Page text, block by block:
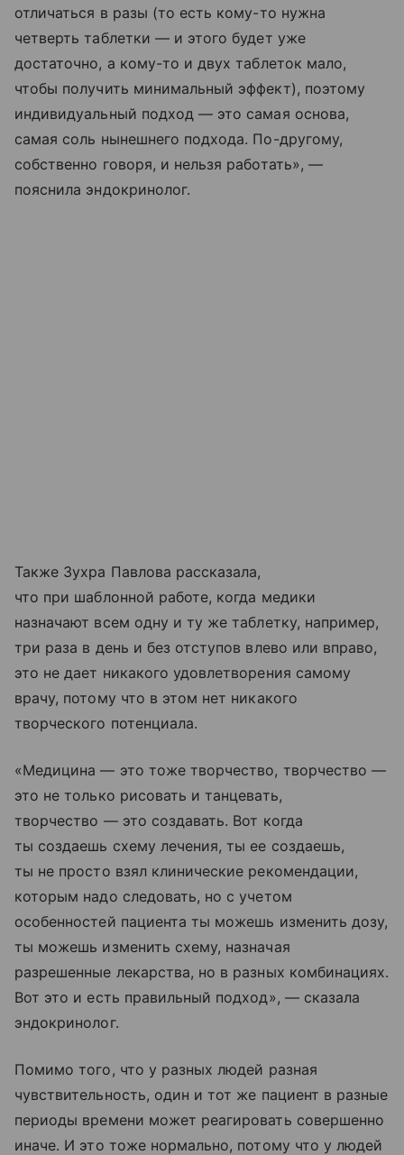
отличаться в разы (то есть кому-то нужна
четверть таблетки — и этого будет уже
достаточно, а кому-то и двух таблеток мало,
чтобы получить минимальный эффект), поэтому
индивидуальный подход — это самая основа,
самая соль нынешнего подхода. По-другому,
собственно говоря, и нельзя работать», —
пояснила эндокринолог.
Также Зухра Павлова рассказала,
что при шаблонной работе, когда медики
назначают всем одну и ту же таблетку, например,
три раза в день и без отступов влево или вправо,
это не дает никакого удовлетворения самому
врачу, потому что в этом нет никакого
творческого потенциала.
«Медицина — это тоже творчество, творчество —
это не только рисовать и танцевать,
творчество — это создавать. Вот когда
ты создаешь схему лечения, ты ее создаешь,
ты не просто взял клинические рекомендации,
которым надо следовать, но с учетом
особенностей пациента ты можешь изменить дозу,
ты можешь изменить схему, назначая
разрешенные лекарства, но в разных комбинациях.
Вот это и есть правильный подход», — сказала
эндокринолог.
Помимо того, что у разных людей разная
чувствительность, один и тот же пациент в разные
периоды времени может реагировать совершенно
иначе. И это тоже нормально, потому что у людей